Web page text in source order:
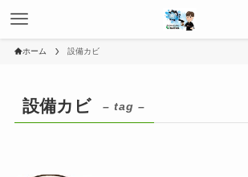
ホーム 設備カビ
設備カビ – tag –